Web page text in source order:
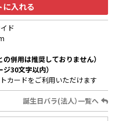
に入れる
ド
併用は推奨しておりません）
30文字以内）
カードをご利用いただけます
誕生日バラ(法人）一覧へ